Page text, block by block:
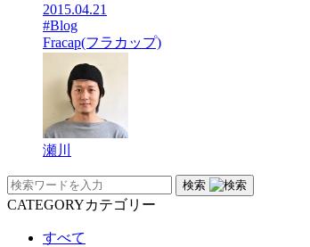
2015.04.21
#Blog
Fracap(フラカップ)
瀬川
検索
CATEGORYカテゴリー
すべて